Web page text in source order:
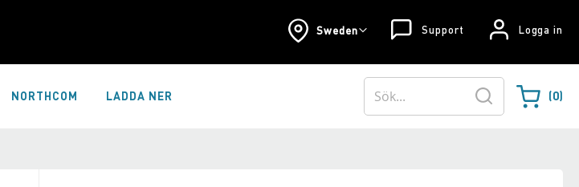
Logga in
Support
Sweden
NORTHCOM LADDA NER Varukorgen
0
Sök